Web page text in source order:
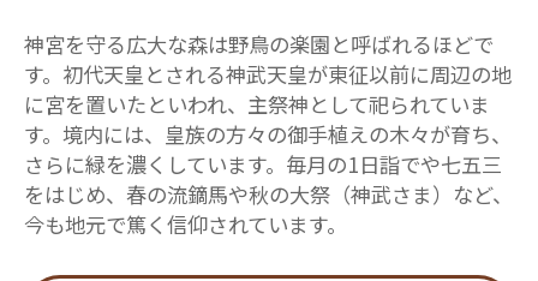
神宮を守る広大な森は野鳥の楽園と呼ばれるほどで
す。初代天皇とされる神武天皇が東征以前に周辺の地
に宮を置いたといわれ、主祭神として祀られていま
す。境内には、皇族の方々の御手植えの木々が育ち、
さらに緑を濃くしています。毎月の1日詣でや七五三
をはじめ、春の流鏑馬や秋の大祭（神武さま）など、
今も地元で篤く信仰されています。